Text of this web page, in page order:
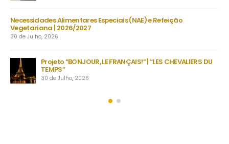
Necessidades Alimentares Especiais (NAE) e Refeição
Vegetariana | 2026/2027
30 de Julho, 2026
Projeto “BONJOUR, LE FRANÇAIS!” | “LES CHEVALIERS DU
TEMPS”
30 de Julho, 2026